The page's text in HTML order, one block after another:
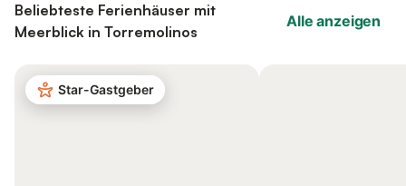
Beliebteste Ferienhäuser mit
Meerblick in Torremolinos
Alle anzeigen
Star-Gastgeber